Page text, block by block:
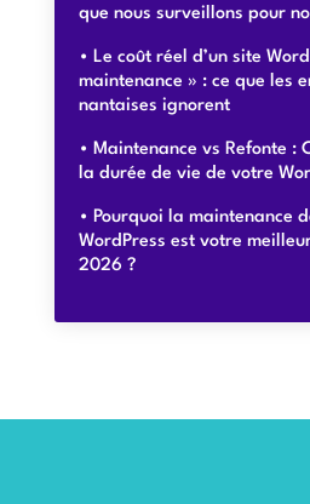
que nous surveillons pour
Le coût réel d’un site
maintenance » : ce que les
nantaises ignorent
Maintenance vs Refonte :
la durée de vie de votre
Pourquoi la maintenance
WordPress est votre
2026 ?